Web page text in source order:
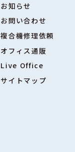
お知らせ
お問い合わせ
複合機修理依頼
オフィス通販
Live Office
サイトマップ